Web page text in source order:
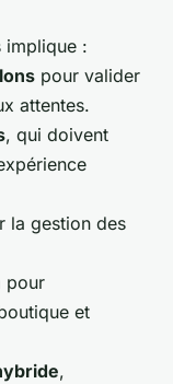
implique :
pour valider
attentes.
, qui doivent
la gestion des
pour
et
,